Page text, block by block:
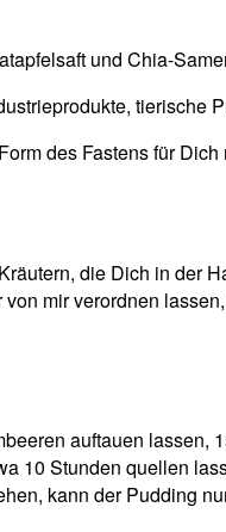
und Chia-
tierische
des Fastens für Dich
die Dich in der
mir verordnen
auftauen lassen,
10 Stunden quellen
kann der Pudding